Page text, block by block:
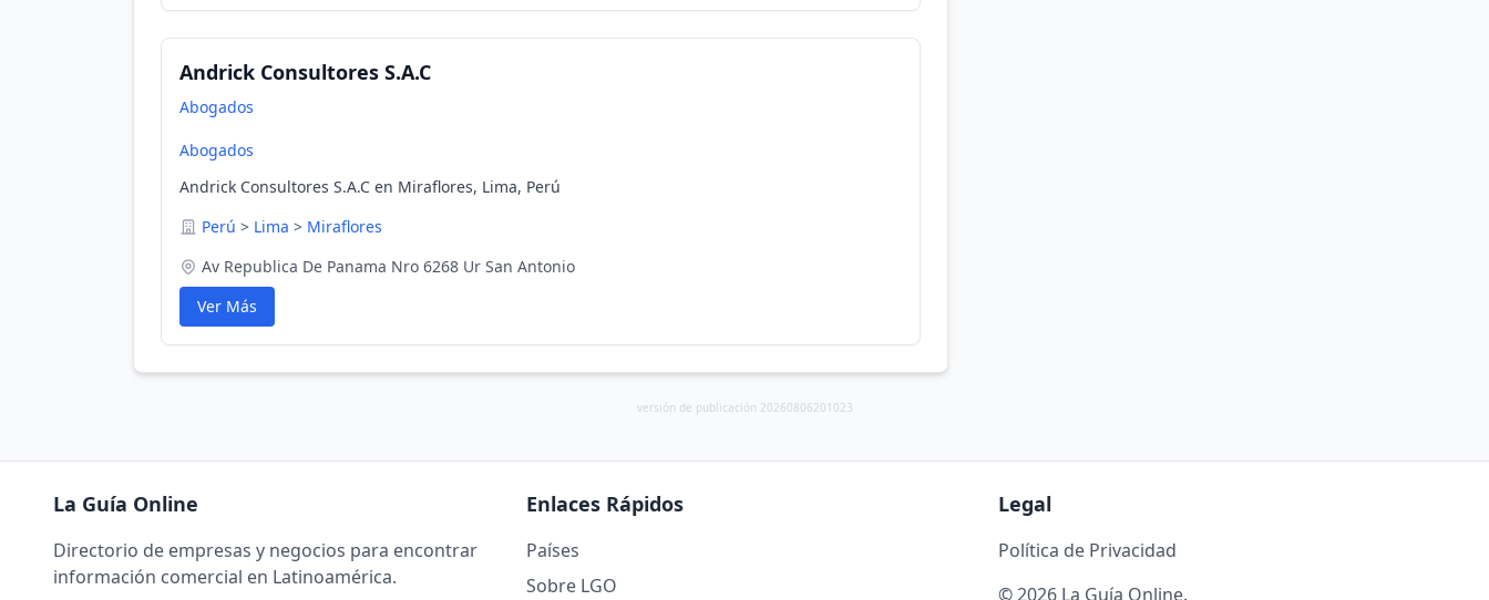
Andrick Consultores S.A.C
Abogados
Abogados
Andrick Consultores S.A.C en Miraflores, Lima, Perú
Perú > Lima > Miraflores
Av Republica De Panama Nro 6268 Ur San Antonio
Ver Más
versión de publicación 20260806201023
La Guía Online
Directorio de empresas y negocios para encontrar
información comercial en Latinoamérica.
Enlaces Rápidos
Países
Sobre LGO
Legal
Política de Privacidad
© 2026 La Guía Online.